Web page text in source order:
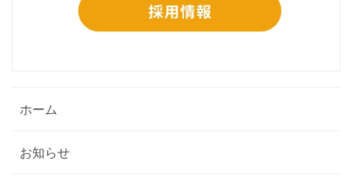
ホーム
お知らせ